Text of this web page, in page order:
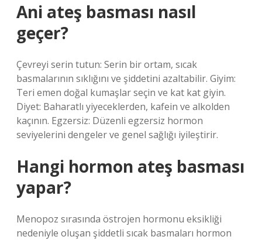
Ani ateş basması nasıl
geçer?
Çevreyi serin tutun: Serin bir ortam, sıcak
basmalarının sıklığını ve şiddetini azaltabilir. Giyim:
Teri emen doğal kumaşlar seçin ve kat kat giyin.
Diyet: Baharatlı yiyeceklerden, kafein ve alkolden
kaçının. Egzersiz: Düzenli egzersiz hormon
seviyelerini dengeler ve genel sağlığı iyileştirir.
Hangi hormon ateş basması
yapar?
Menopoz sırasında östrojen hormonu eksikliği
nedeniyle oluşan şiddetli sıcak basmaları hormon